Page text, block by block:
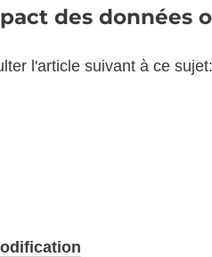
des données
l'article suivant à ce sujet: